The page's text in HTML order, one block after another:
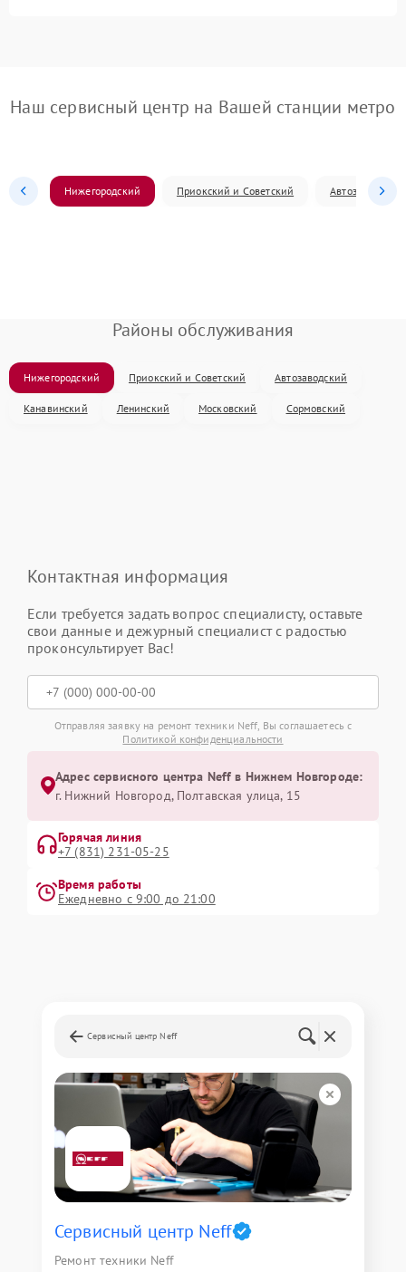
Наш сервисный центр на Вашей станции метро
Нижегородский Приокский и Советский Автозаводский
Районы обслуживания
Нижегородский Приокский и Советский Автозаводский
Канавинский Ленинский Московский Сормовский
Контактная информация
Если требуется задать вопрос специалисту, оставьте
свои данные и дежурный специалист с радостью
проконсультирует Вас!
Отправляя заявку на ремонт техники Neff, Вы соглашаетесь с
Политикой конфиденциальности
Адрес сервисного центра Neff в Нижнем Новгороде:
г. Нижний Новгород, Полтавская улица, 15
Горячая линия
+7 (831) 231-05-25
Время работы
Ежедневно с 9:00 до 21:00
Сервисный центр Neff
Сервисный центр Neff
Ремонт техники Neff